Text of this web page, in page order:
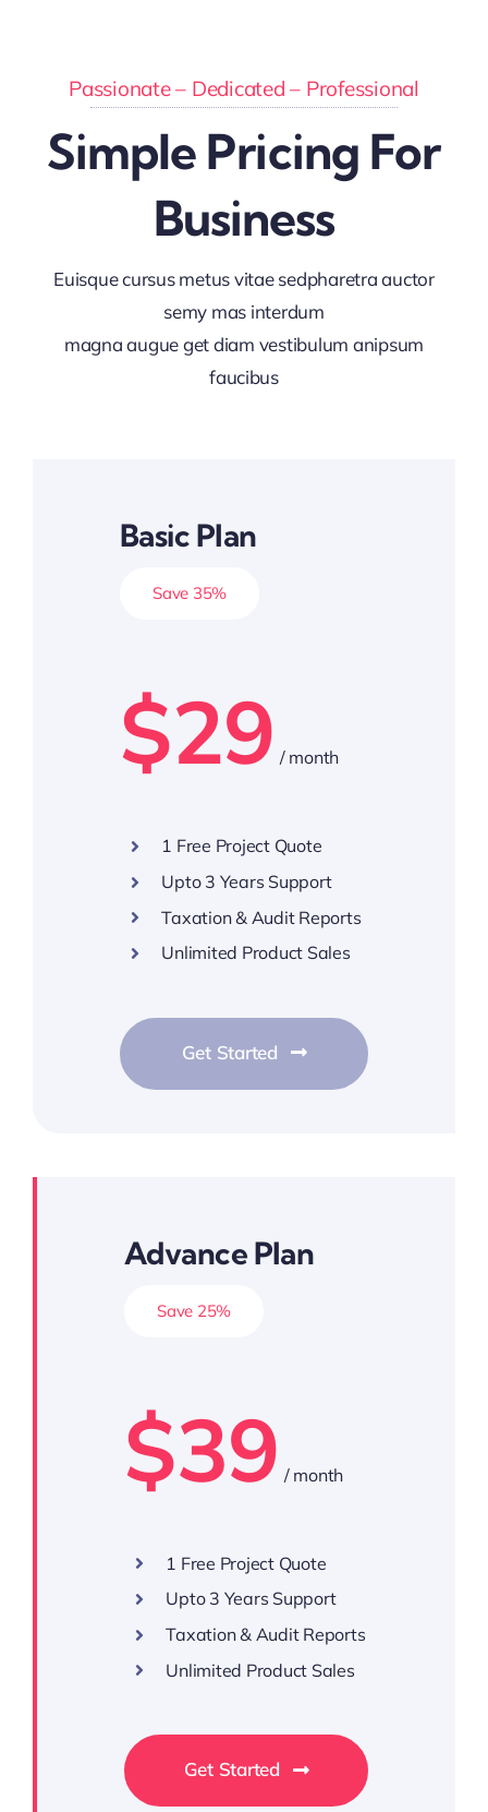
Passionate – Dedicated – Professional
Simple Pricing For
Business
Euisque cursus metus vitae sedpharetra auctor
semy mas interdum
magna augue get diam vestibulum anipsum
faucibus
Basic Plan
Save 35%
$29 / month
1 Free Project Quote
Upto 3 Years Support
Taxation & Audit Reports
Unlimited Product Sales
Get Started
Advance Plan
Save 25%
$39 / month
1 Free Project Quote
Upto 3 Years Support
Taxation & Audit Reports
Unlimited Product Sales
Get Started